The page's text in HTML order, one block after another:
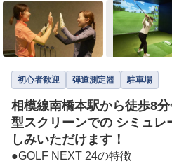
初心者歓迎 弾道測定器 駐車場
相模線南橋本駅から徒歩8
型スクリーンでの シミュレ
しみいただけます！
●GOLF NEXT 24の特徴